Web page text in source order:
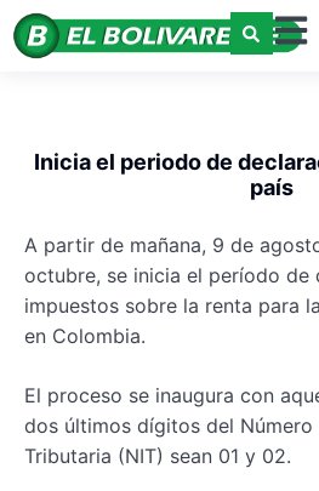
Inicia el periodo de
país
A partir de mañana, 9 de
octubre, se inicia el período de
impuestos sobre la renta para
en Colombia.
El proceso se inaugura con
dos últimos dígitos del
Tributaria (NIT) sean 01 y 02.